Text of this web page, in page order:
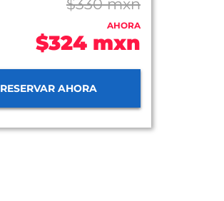
$330 mxn
AHORA
$324 mxn
RESERVAR AHORA